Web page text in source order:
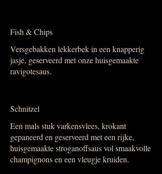
Fish & Chips
Versgebakken lekkerbek in een knapperig
jasje, geserveerd met onze huisgemaakte
ravigotesaus.
Schnitzel
Een mals stuk varkensvlees, krokant
gepaneerd en geserveerd met een rijke,
huisgemaakte stroganoffsaus vol smaakvolle
champignons en een vleugje kruiden.